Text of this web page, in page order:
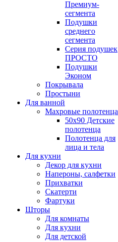
Премиум-
сегмента
Подушки
среднего
сегмента
Серия подушек
ПРОСТО
Подушки
Эконом
Покрывала
Простыни
Для ванной
Махровые полотенца
50х90 Детские
полотенца
Полотенца для
лица и тела
Для кухни
Декор для кухни
Напероны, салфетки
Прихватки
Скатерти
Фартуки
Шторы
Для комнаты
Для кухни
Для детской